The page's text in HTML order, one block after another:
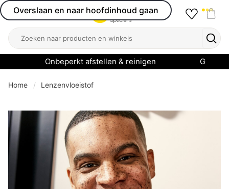
Overslaan en naar hoofdinhoud gaan
Open menu
Zoeken
Onbeperkt afstellen & reinigen
menu
Home Lenzenvloeistof